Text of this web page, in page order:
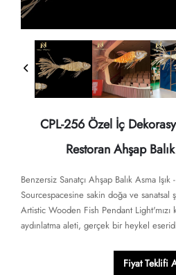
CPL-256 Özel İç
Restoran Ahşap Balık
Benzersiz Sanatçı Ahşap Balık Asma Işık
Sourcespacesine sakin doğa ve sanatsal
Artistic Wooden Fish Pendant
aydınlatma aleti, gerçek bir heykel
Fiyat Teklifi